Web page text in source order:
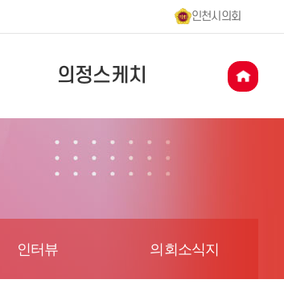
인천시의회
의정스케치
인터뷰 의회소식지